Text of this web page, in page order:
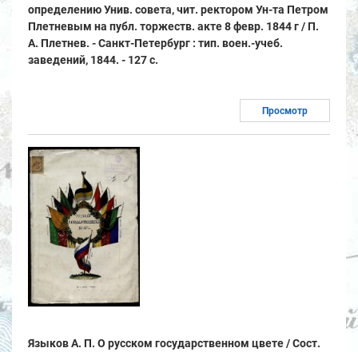
определению Унив. совета, чит. ректором Ун-та Петром
Плетневым на публ. торжеств. акте 8 февр. 1844 г / П.
А. Плетнев. - Санкт-Петербург : тип. воен.-учеб.
заведений, 1844. - 127 с.
Просмотр
Языков А. П. О русском государственном цвете / Сост.